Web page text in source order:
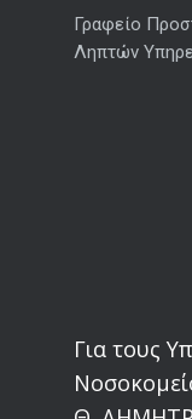
Γραφείο
Ληπτών
Για τους